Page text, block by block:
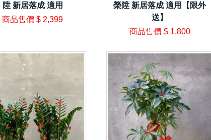
陞 新居落成 適用
商品售價 $ 2,399
榮陞 新居落成 適用【限外
送】
商品售價 $ 1,800